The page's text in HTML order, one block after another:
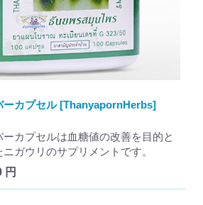
ーカプセル [ThanyapornHerbs]
ーカプセルは血糖値の改善を目的と
ガウリのサプリメントです。
円